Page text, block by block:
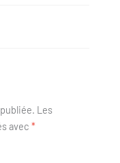
Les
avec *